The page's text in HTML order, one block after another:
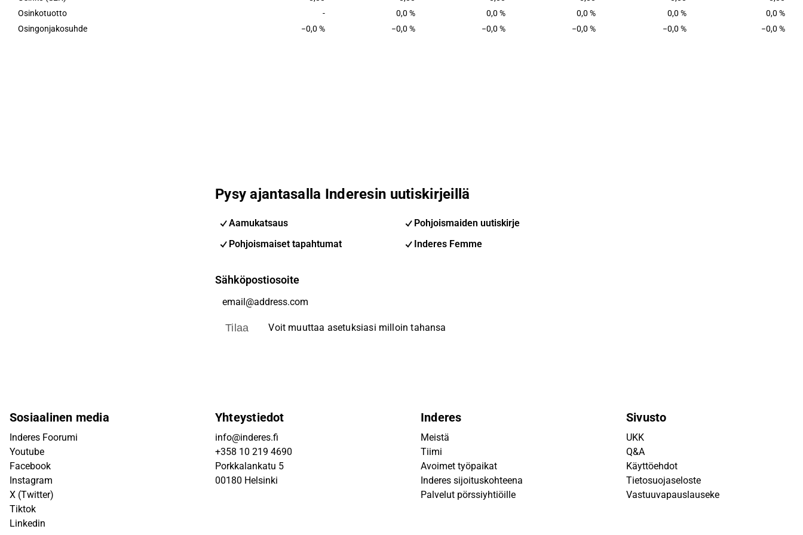
Osinkotuotto
- 0,0 % 0,0 % 0,0 % 0,0 %
0,0 %
Osingonjakosuhde
−0,0 % −0,0 % −0,0 % −0,0 % −0,0 % −0,0 %
Pysy ajantasalla Inderesin uutiskirjeillä
Aamukatsaus
Pohjoismaiden uutiskirje
Pohjoismaiset tapahtumat
Inderes Femme
Sähköpostiosoite
Tilaa Voit muuttaa asetuksiasi milloin tahansa
Sosiaalinen media
Inderes Foorumi
Youtube
Facebook
Instagram
X (Twitter)
Tiktok
Linkedin
Yhteystiedot
info@inderes.fi
+358 10 219 4690
Porkkalankatu 5
00180 Helsinki
Inderes
Meistä
Tiimi
Avoimet työpaikat
Inderes sijoituskohteena
Palvelut pörssiyhtiöille
Sivusto
UKK
Q&A
Käyttöehdot
Tietosuojaseloste
Vastuuvapauslauseke